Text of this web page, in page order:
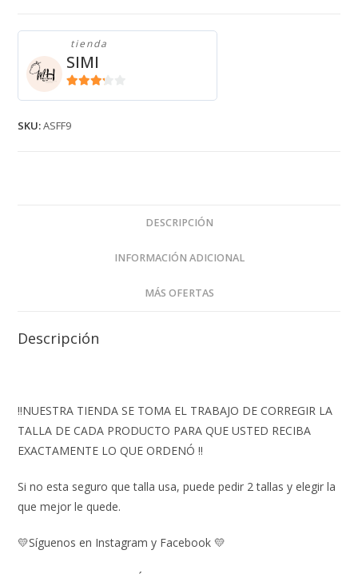
BEIGE
cantidad
tienda
SIMI
SKU:ASFF9
DESCRIPCIÓN
INFORMACIÓN ADICIONAL
MÁS OFERTAS
Descripción
‼️NUESTRA TIENDA SE TOMA EL TRABAJO DE CORREGIR LA
TALLA DE CADA PRODUCTO PARA QUE USTED RECIBA
EXACTAMENTE LO QUE ORDENÓ ‼️
Si no esta seguro que talla usa, puede pedir 2 tallas y elegir la
que mejor le quede.
💛Síguenos en Instagram y Facebook 💛